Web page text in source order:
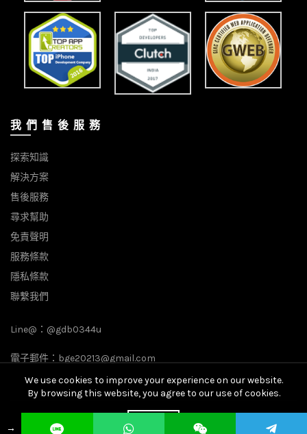
我 們 售 後 服 務
探索知識
解決方案
售後服務
尋求幫助
免責聲明
服務條款
隱私條款
聯繫我們
Line@： @gdb0344u
電子郵件： bge20213@gmail.com
© 2026 全球BGE數字營銷專家 . All rights reserved
→
We use cookies to improve your experience on our website.
By browsing this website, you agree to our use of cookies.